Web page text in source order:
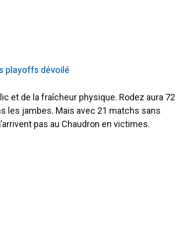
playoffs dévoilé
et de la fraîcheur physique. Rodez aura 72
les jambes. Mais avec 21 matchs sans
pas au Chaudron en victimes.